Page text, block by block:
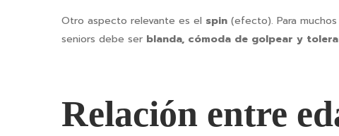
Otro aspecto relevante es el spin (efecto). Para
seniors debe ser blanda, cómoda de golpear y
Relación entre